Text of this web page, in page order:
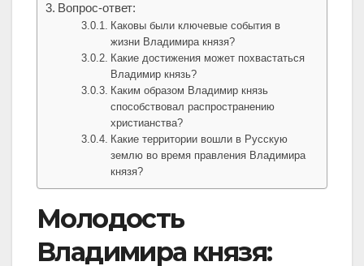
Вопрос-ответ:
Каковы были ключевые события в
жизни Владимира князя?
Какие достижения может похвастаться
Владимир князь?
Каким образом Владимир князь
способствовал распространению
христианства?
Какие территории вошли в Русскую
землю во время правления Владимира
князя?
Молодость
Владимира князя: